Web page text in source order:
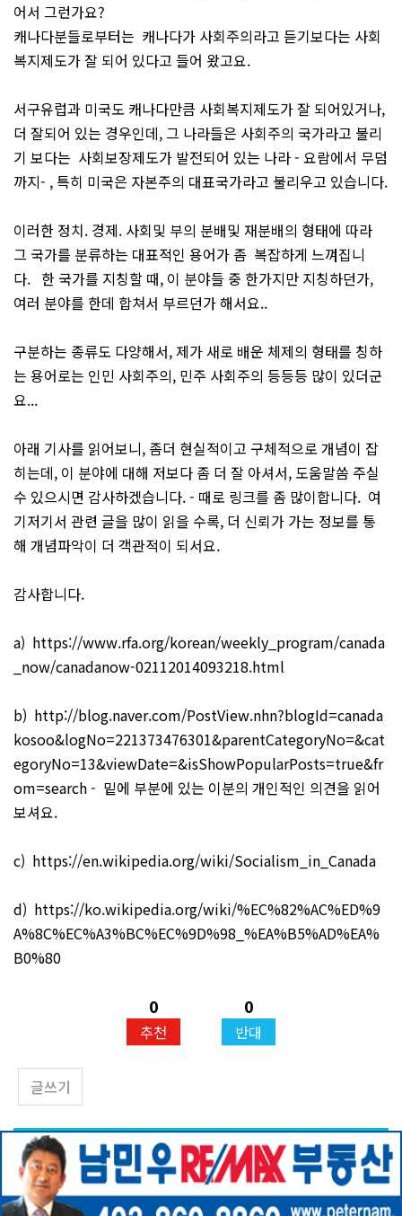
어서 그런가요?
캐나다분들로부터는 캐나다가 사회주의라고 듣기보다는 사회
복지제도가 잘 되어 있다고 들어 왔고요.
서구유럽과 미국도 캐나다만큼 사회복지제도가 잘 되어있거나,
더 잘되어 있는 경우인데, 그 나라들은 사회주의 국가라고 불리
기 보다는 사회보장제도가 발전되어 있는 나라 - 요람에서 무덤
까지- , 특히 미국은 자본주의 대표국가라고 불리우고 있습니다.
이러한 정치. 경제. 사회및 부의 분배및 재분배의 형태에 따라
그 국가를 분류하는 대표적인 용어가 좀 복잡하게 느껴집니
다. 한 국가를 지칭할 때, 이 분야들 중 한가지만 지칭하던가,
여러 분야를 한데 합쳐서 부르던가 해서요..
구분하는 종류도 다양해서, 제가 새로 배운 체제의 형태를 칭하
는 용어로는 인민 사회주의, 민주 사회주의 등등등 많이 있더군
요...
아래 기사를 읽어보니, 좀더 현실적이고 구체적으로 개념이 잡
히는데, 이 분야에 대해 저보다 좀 더 잘 아셔서, 도움말씀 주실
수 있으시면 감사하겠습니다. - 때로 링크를 좀 많이합니다. 여
기저기서 관련 글을 많이 읽을 수록, 더 신뢰가 가는 정보를 통
해 개념파악이 더 객관적이 되서요.
감사합니다.
a) https://www.rfa.org/korean/weekly_program/canada
_now/canadanow-02112014093218.html
b) http://blog.naver.com/PostView.nhn?blogId=canada
kosoo&logNo=221373476301&parentCategoryNo=&cat
egoryNo=13&viewDate=&isShowPopularPosts=true&fr
om=search- 밑에 부분에 있는 이분의 개인적인 의견을 읽어
보셔요.
c) https://en.wikipedia.org/wiki/Socialism_in_Canada
d) https://ko.wikipedia.org/wiki/%EC%82%AC%ED%9
A%8C%EC%A3%BC%EC%9D%98_%EA%B5%AD%EA%
B0%80
0
추천
0
반대
글쓰기